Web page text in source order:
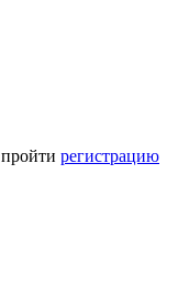
регистрацию